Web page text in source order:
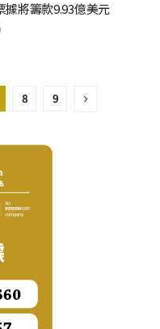
將籌款9.93億美元
8 9